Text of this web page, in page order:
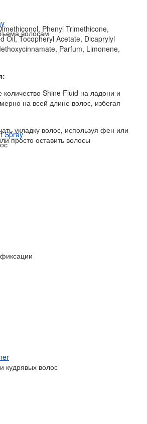
Phenyl Trimethicone,
Oil, Tocopheryl Acetate, Dicaprylyl
Parfum, Limonene,
Shine Fluid на ладони и
на всей длине волос, избегая
укладку волос, используя фен или
просто оставить волосы
волосам
Spray
кудрявых волос